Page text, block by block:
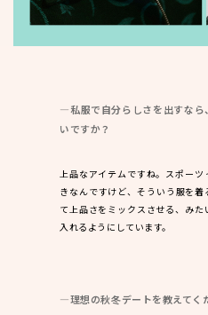
―私服で自分らしさを出すなら
いですか？
上品なアイテムですね。スポー
きなんですけど、そういう服を
て上品さをミックスさせる、み
入れるようにしています。
―理想の秋冬デートを教えてく